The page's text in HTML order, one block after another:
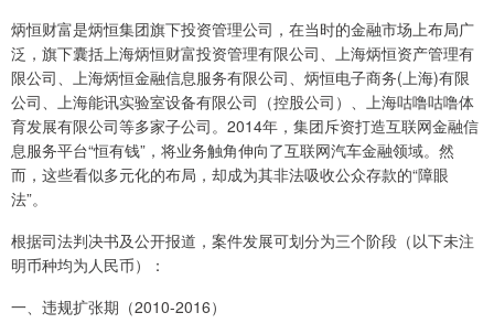
炳恒财富是炳恒集团旗下投资管理公司，在当时的金融市场上布局广
泛，旗下囊括上海炳恒财富投资管理有限公司、上海炳恒资产管理有
限公司、上海炳恒金融信息服务有限公司、炳恒电子商务(上海)有限
公司、上海能讯实验室设备有限公司（控股公司）、上海咕噜咕噜体
育发展有限公司等多家子公司。2014年，集团斥资打造互联网金融信
息服务平台“恒有钱”，将业务触角伸向了互联网汽车金融领域。然
而，这些看似多元化的布局，却成为其非法吸收公众存款的“障眼
法”。
根据司法判决书及公开报道，案件发展可划分为三个阶段（以下未注
明币种均为人民币）：
一、违规扩张期（2010-2016）